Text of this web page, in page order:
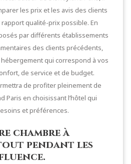
les prix et les avis des clients
qualité-prix possible. En
par différents établissements
des clients précédents,
qui correspond à vos
de service et de budget.
de profiter pleinement de
Paris en choisissant l’hôtel qui
et préférences.
chambre à
pendant les